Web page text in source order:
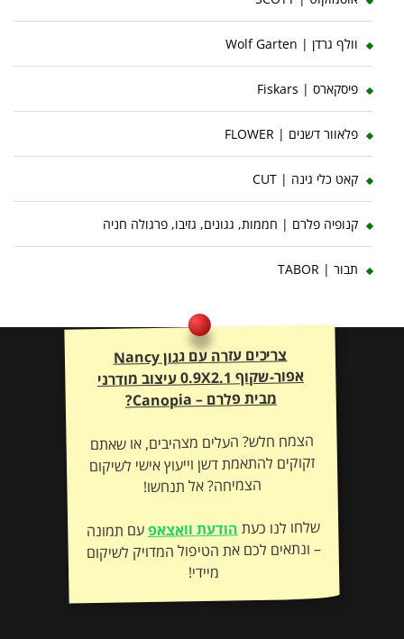
וולף גרדן | Wolf Garten
פיסקארס | Fiskars
פלאוור דשנים | FLOWER
קאט כלי גינה | CUT
קנופיה פלרם | חממות, גגונים, גזיבו, פרגולה חניה
תבור | TABOR
צריכים עזרה עם גגון Nancy
אפור-שקוף 0.9X2.1 עיצוב מודרני
מבית פלרם – Canopia?
הצמח חלש? העלים מצהיבים, או שאתם
זקוקים להתאמת דשן וייעוץ אישי לשיקום
הצמיחה? אל תנחשו!
שלחו לנו כעתהודעת וואצאפעם תמונה
– ונתאים לכם את הטיפול המדויק לשיקום
מיידי!